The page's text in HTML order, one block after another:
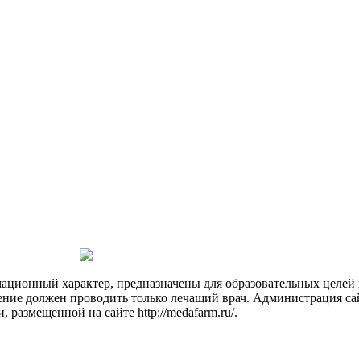
характер, предназначены для образовательных целей
должен проводить только лечащий врач. Администрация
размещенной на сайте http://medafarm.ru/.